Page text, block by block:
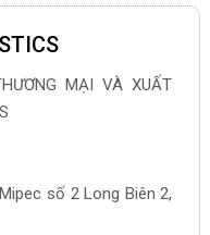
MẠI VÀ XUẤT
số 2 Long Biên 2,